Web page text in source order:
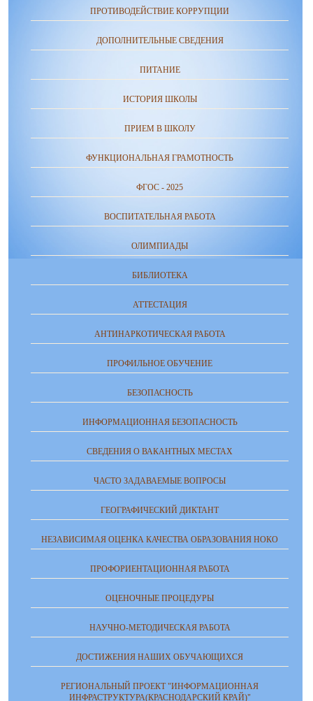
ПРОТИВОДЕЙСТВИЕ КОРРУПЦИИ
ДОПОЛНИТЕЛЬНЫЕ СВЕДЕНИЯ
ПИТАНИЕ
ИСТОРИЯ ШКОЛЫ
ПРИЕМ В ШКОЛУ
ФУНКЦИОНАЛЬНАЯ ГРАМОТНОСТЬ
ФГОС - 2025
ВОСПИТАТЕЛЬНАЯ РАБОТА
ОЛИМПИАДЫ
БИБЛИОТЕКА
АТТЕСТАЦИЯ
АНТИНАРКОТИЧЕСКАЯ РАБОТА
ПРОФИЛЬНОЕ ОБУЧЕНИЕ
БЕЗОПАСНОСТЬ
ИНФОРМАЦИОННАЯ БЕЗОПАСНОСТЬ
СВЕДЕНИЯ О ВАКАНТНЫХ МЕСТАХ
ЧАСТО ЗАДАВАЕМЫЕ ВОПРОСЫ
ГЕОГРАФИЧЕСКИЙ ДИКТАНТ
НЕЗАВИСИМАЯ ОЦЕНКА КАЧЕСТВА ОБРАЗОВАНИЯ НОКО
ПРОФОРИЕНТАЦИОННАЯ РАБОТА
ОЦЕНОЧНЫЕ ПРОЦЕДУРЫ
НАУЧНО-МЕТОДИЧЕСКАЯ РАБОТА
ДОСТИЖЕНИЯ НАШИХ ОБУЧАЮЩИХСЯ
РЕГИОНАЛЬНЫЙ ПРОЕКТ "ИНФОРМАЦИОННАЯ
ИНФРАСТРУКТУРА(КРАСНОДАРСКИЙ КРАЙ)"